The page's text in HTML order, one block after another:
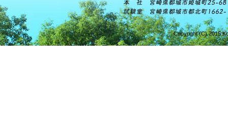
Copyright (C) 2015